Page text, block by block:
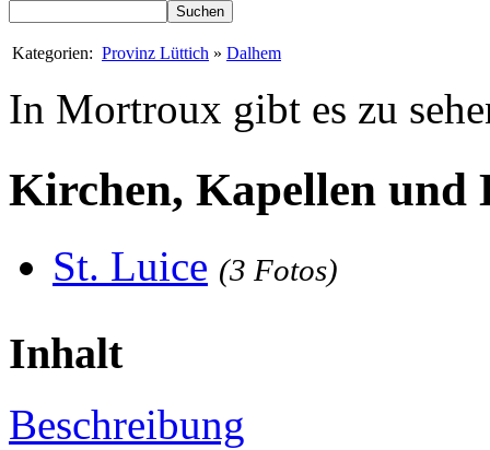
Kategorien: Provinz Lüttich » Dalhem
In Mortroux gibt es zu
Kirchen, Kapellen
St. Luice (3 Fotos)
Inhalt
Beschreibung